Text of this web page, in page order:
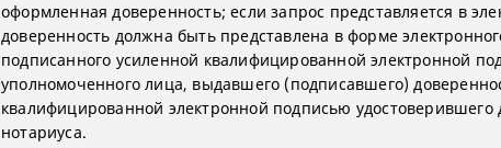
оформленная доверенность; если запрос представляется в
доверенность должна быть представлена в форме
подписанного усиленной квалифицированной электронной
уполномоченного лица, выдавшего (подписавшего)
квалифицированной электронной подписью удостоверившего
нотариуса.